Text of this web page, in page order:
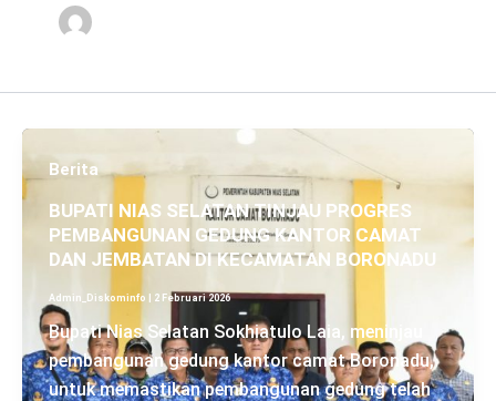
Berita
BUPATI NIAS SELATAN TINJAU PROGRES
PEMBANGUNAN GEDUNG KANTOR CAMAT
DAN JEMBATAN DI KECAMATAN BORONADU
Admin_Diskominfo 2 Februari 2026
Bupati Nias Selatan Sokhiatulo Laia, meninjau
pembangunan gedung kantor camat Boronadu,
untuk memastikan pembangunan gedung telah